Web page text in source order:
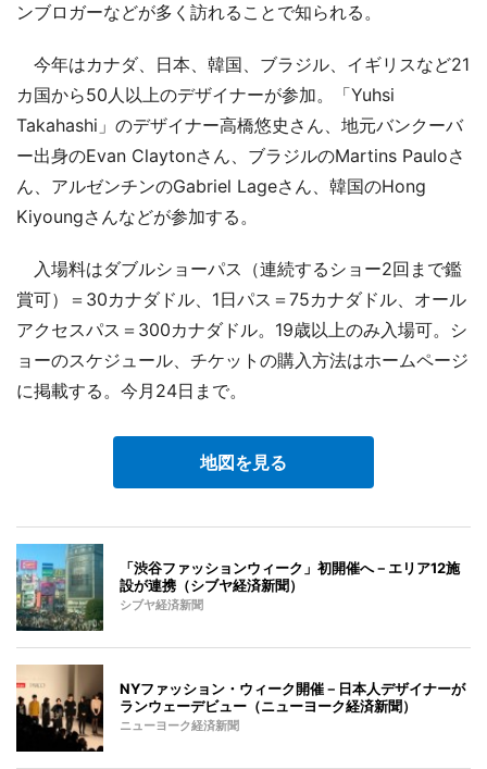
ンブロガーなどが多く訪れることで知られる。
今年はカナダ、日本、韓国、ブラジル、イギリスなど21
カ国から50人以上のデザイナーが参加。「Yuhsi
Takahashi」のデザイナー高橋悠史さん、地元バンクーバ
ー出身のEvan Claytonさん、ブラジルのMartins Pauloさ
ん、アルゼンチンのGabriel Lageさん、韓国のHong
Kiyoungさんなどが参加する。
入場料はダブルショーパス（連続するショー2回まで鑑
賞可）＝30カナダドル、1日パス＝75カナダドル、オール
アクセスパス＝300カナダドル。19歳以上のみ入場可。シ
ョーのスケジュール、チケットの購入方法はホームページ
に掲載する。今月24日まで。
地図を見る
「渋谷ファッションウィーク」初開催へ－エリア12施
設が連携（シブヤ経済新聞）
シブヤ経済新聞
NYファッション・ウィーク開催－日本人デザイナーが
ランウェーデビュー（ニューヨーク経済新聞）
ニューヨーク経済新聞